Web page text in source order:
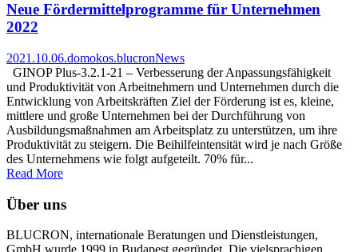
Neue Fördermittelprogramme für Unternehmen
2022
2021.10.06.domokos.blucronNews
GINOP Plus-3.2.1-21 – Verbesserung der Anpassungsfähigkeit
und Produktivität von Arbeitnehmern und Unternehmen durch die
Entwicklung von Arbeitskräften Ziel der Förderung ist es, kleine,
mittlere und große Unternehmen bei der Durchführung von
Ausbildungsmaßnahmen am Arbeitsplatz zu unterstützen, um ihre
Produktivität zu steigern. Die Beihilfeintensität wird je nach Größe
des Unternehmens wie folgt aufgeteilt. 70% für...
Read More
Über uns
BLUCRON, internationale Beratungen und Dienstleistungen,